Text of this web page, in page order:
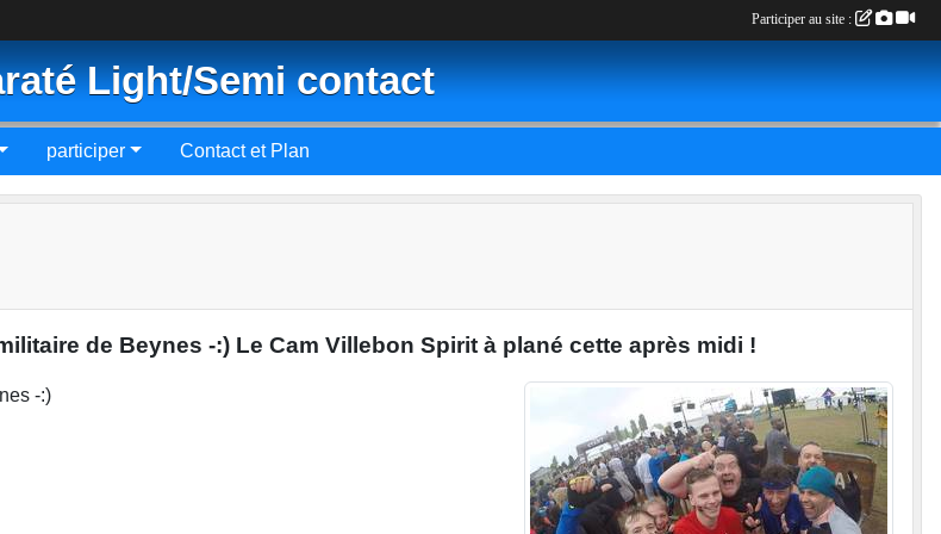
Light/Semi contact
participer Contact et Plan
de Beynes -:) Le Cam Villebon Spirit à plané cette après midi !
-:)
Participer au site :